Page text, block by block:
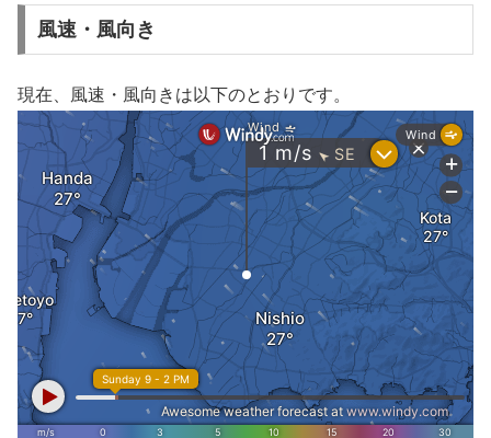
風速・風向き
現在、風速・風向きは以下のとおりです。